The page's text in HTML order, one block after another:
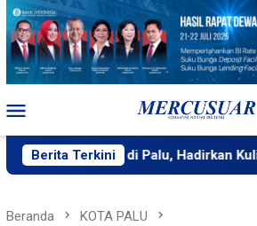
Loncat
konten
Mobile
Berita Terkini
Buka di Palu, Hadirkan Kuliner Grill
Beranda KOTA PALU